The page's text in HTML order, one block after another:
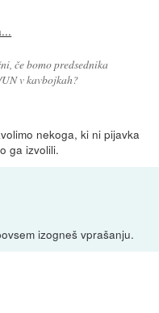
če bomo predsednika
v kavbojkah?
nekoga, ki ni pijavka
ga izvolili.
izogneš vprašanju.